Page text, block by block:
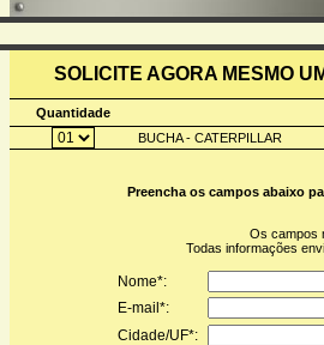
SOLICITE AGORA MESMO
Quantidade
BUCHA - CATERPILLAR
Preencha os campos abaixo
Os
Todas informações
Nome*:
E-mail*:
Cidade/UF*: